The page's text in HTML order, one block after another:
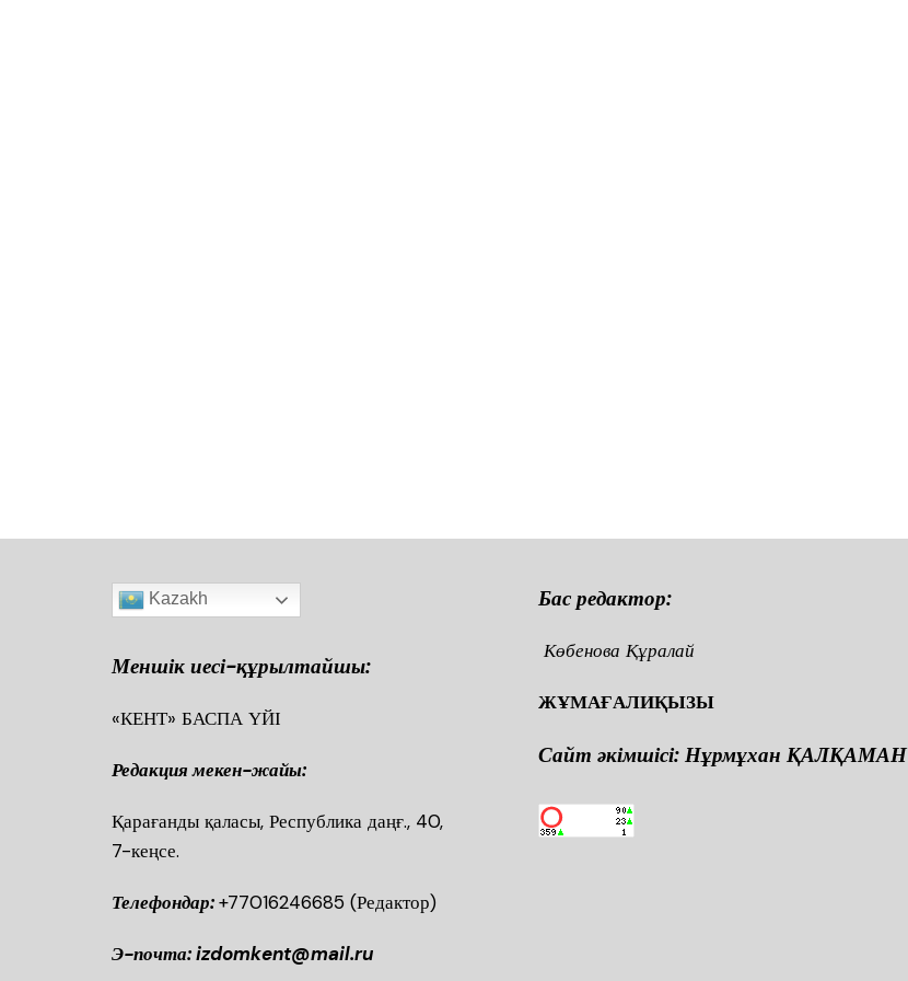
Kazakh
Меншік иесі-құрылтайшы:
«КЕНТ» БАСПА ҮЙІ
Редакция мекен-жайы:
Қарағанды қаласы, Республика даңғ., 40,
7-кеңсе.
Телефондар:+77016246685 (Редактор)
Э-почта: izdomkent@mail.ru
Бас редактор:
Көбенова Құралай
ЖҰМАҒАЛИҚЫЗЫ
Сайт әкімшісі: Нұрмұхан ҚАЛҚАМАН